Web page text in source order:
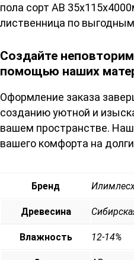
пола сорт АВ
лиственница по
Создайте
помощью наших
Оформление заказа
созданию уютной и
вашем пространстве.
вашего комфорта на
Бренд
Древесина
Влажность 12-14%